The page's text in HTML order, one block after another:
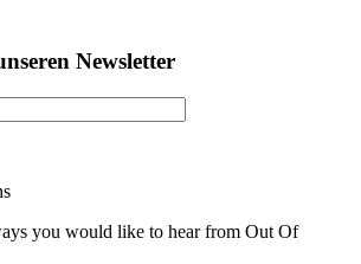
Newsletter
you would like to hear from Out Of